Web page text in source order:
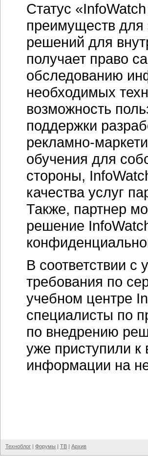
Статус
преимуществ
решений для
получает право
обследованию
необходимых
возможность
поддержки
рекламно-
обучения для
стороны,
качества услуг
Также, партнер
решение
В соответствии
требования по
учебном центре
специалисты по
по внедрению
уже приступили
информации на
Техноблог | Форумы | ТВ | Архив